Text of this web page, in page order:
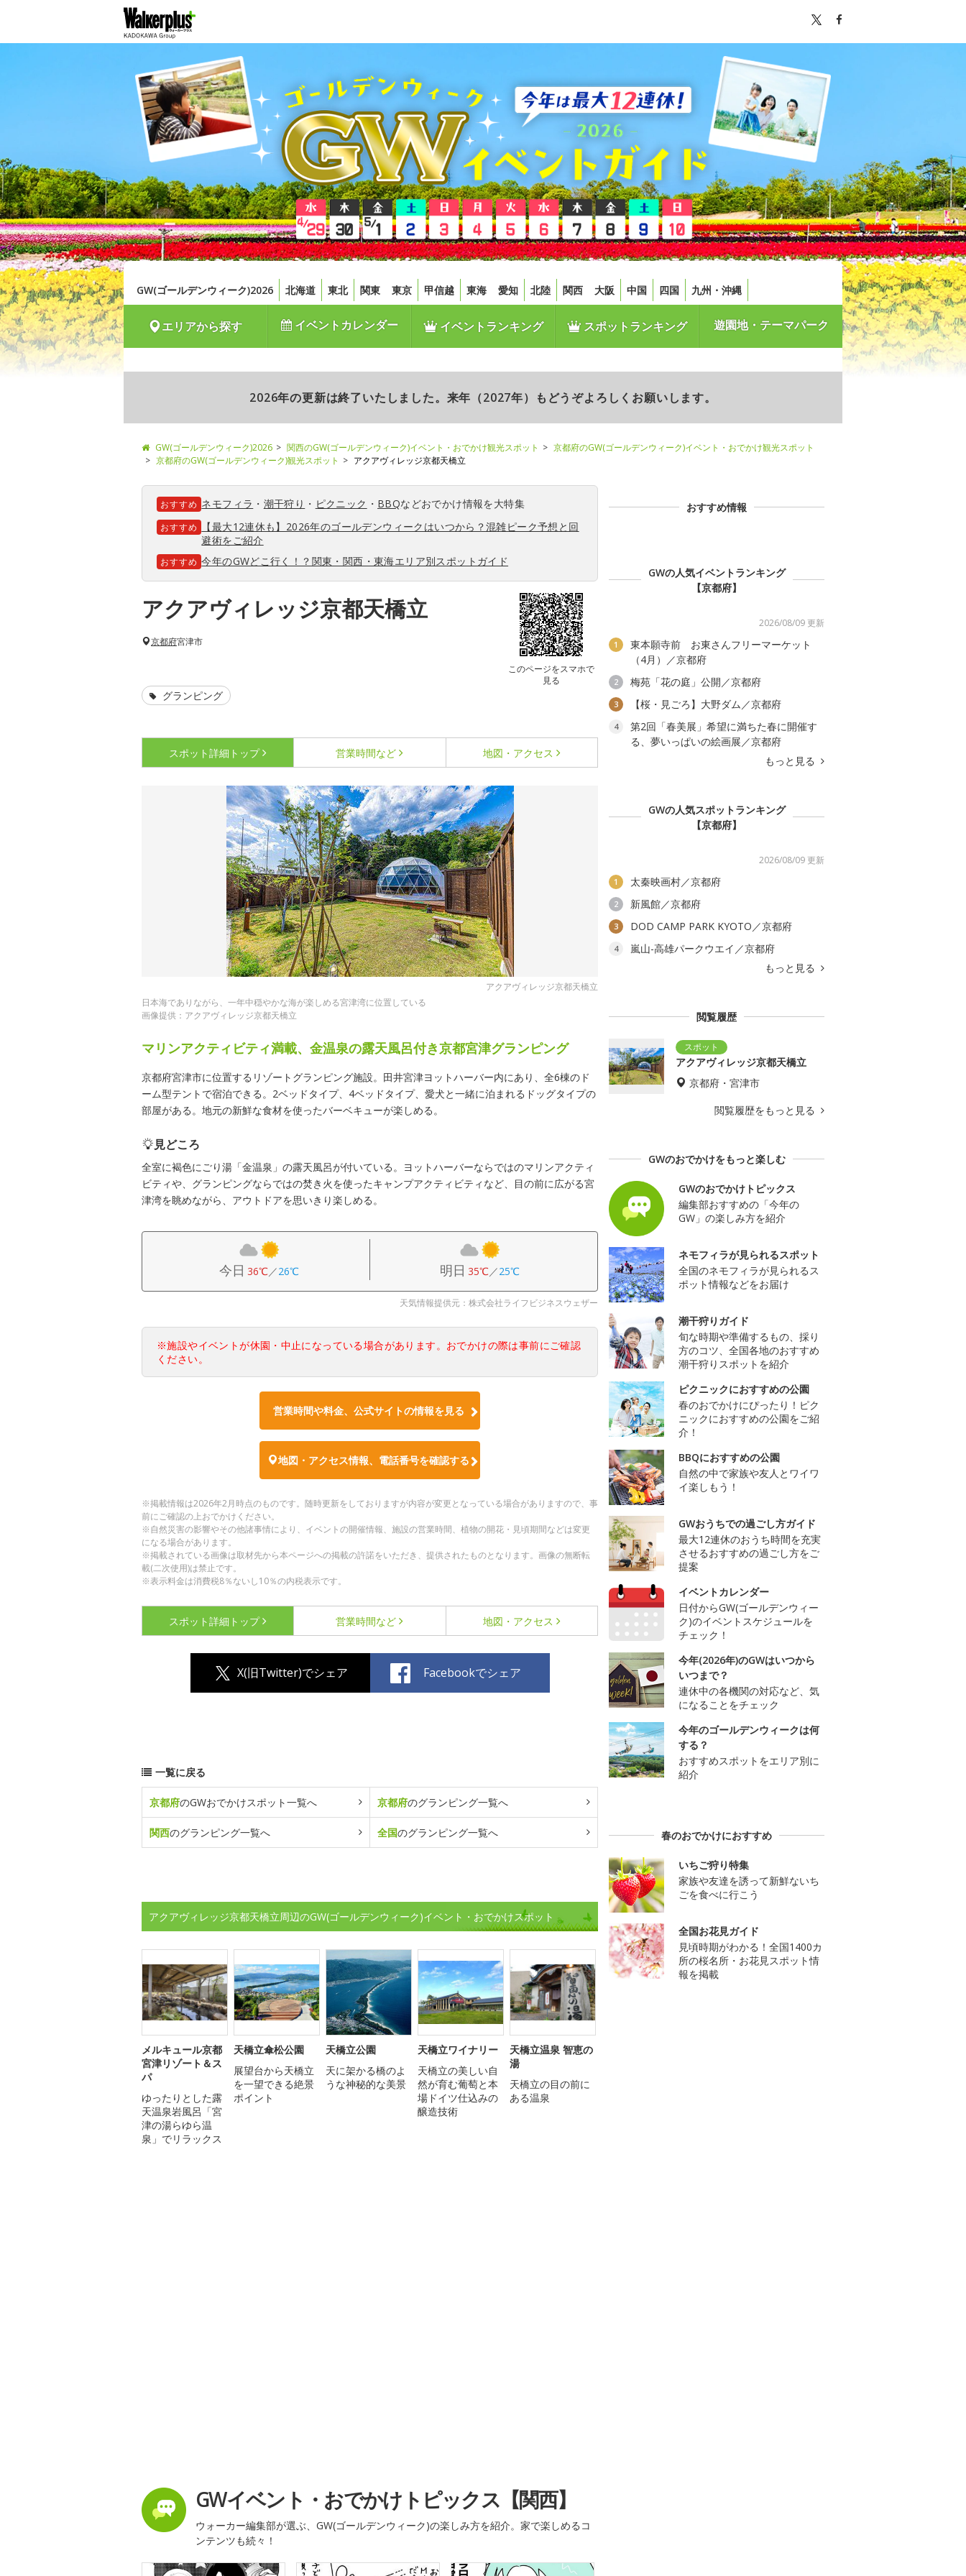
GW(ゴールデンウィーク)2026 北海道 東北 関東 東京 甲信越 東海 愛知 北陸 関西 大阪 中国 四国 九州・沖縄
エリアから探す イベントカレンダー イベントランキング スポットランキング 遊園地・テーマパーク
2026年の更新は終了いたしました。来年（2027年）もどうぞよろしくお願いします。
GW(ゴールデンウィーク)2026 関西のGW(ゴールデンウィーク)イベント・おでかけ観光スポット
京都府のGW(ゴールデンウィーク)イベント・おでかけ観光スポット
京都府のGW(ゴールデンウィーク)観光スポット
アクアヴィレッジ京都天橋立
おすすめ ネモフィラ ・ 潮干狩り ・ ピクニック ・ BBQなどおでかけ情報を大特集
おすすめ
【最大12連休も】2026年のゴールデンウィークはいつから？混雑ピーク予想と回
避術をご紹介
おすすめ 今年のGWどこ行く！？関東・関西・東海エリア別スポットガイド
アクアヴィレッジ京都天橋立
このページをスマホで
見る
京都府宮津市
グランピング
スポット詳細 トップ 営業時間など 地図・アクセス
アクアヴィレッジ京都天橋立
日本海でありながら、一年中穏やかな海が楽しめる宮津湾に位置している
画像提供：アクアヴィレッジ京都天橋立
マリンアクティビティ満載、金温泉の露天風呂付き京都宮津グランピング
京都府宮津市に位置するリゾートグランピング施設。田井宮津ヨットハーバー内にあり、全6棟のド
ーム型テントで宿泊できる。2ベッドタイプ、4ベッドタイプ、愛犬と一緒に泊まれるドッグタイプの
部屋がある。地元の新鮮な食材を使ったバーベキューが楽しめる。
見どころ
全室に褐色にごり湯「金温泉」の露天風呂が付いている。ヨットハーバーならではのマリンアクティ
ビティや、グランピングならではの焚き火を使ったキャンプアクティビティなど、目の前に広がる宮
津湾を眺めながら、アウトドアを思いきり楽しめる。
今日 36℃／26℃ 明日 35℃／25℃
天気情報提供元：株式会社ライフビジネスウェザー
※施設やイベントが休園・中止になっている場合があります。おでかけの際は事前にご確認
ください。
営業時間や料金、公式サイトの情報を見る
地図・アクセス情報、電話番号を確認する
※掲載情報は2026年2月時点のものです。随時更新をしておりますが内容が変更となっている場合がありますので、事
前にご確認の上おでかけください。
※自然災害の影響やその他諸事情により、イベントの開催情報、施設の営業時間、植物の開花・見頃期間などは変更
になる場合があります。
※掲載されている画像は取材先から本ページへの掲載の許諾をいただき、提供されたものとなります。画像の無断転
載(二次使用)は禁止です。
※表示料金は消費税8％ないし10％の内税表示です。
スポット詳細 トップ 営業時間など 地図・アクセス
X(旧Twitter)でシェア Facebookでシェア
一覧に戻る
京都府のGWおでかけスポット一覧へ 京都府のグランピング一覧へ
関西のグランピング一覧へ 全国のグランピング一覧へ
アクアヴィレッジ京都天橋立周辺のGW(ゴールデンウィーク)イベント・おでかけスポット
メルキュール京都
宮津リゾート＆ス
パ
ゆったりとした露
天温泉岩風呂「宮
津の湯らゆら温
泉」でリラックス
天橋立傘松公園
展望台から天橋立
を一望できる絶景
ポイント
天橋立公園
天に架かる橋のよ
うな神秘的な美景
天橋立ワイナリー
天橋立の美しい自
然が育む葡萄と本
場ドイツ仕込みの
醸造技術
天橋立温泉 智恵の
湯
天橋立の目の前に
ある温泉
GWイベント・おでかけトピックス【関西】
ウォーカー編集部が選ぶ、GW(ゴールデンウィーク)の楽しみ方を紹介。家で楽しめるコ
ンテンツも続々！
おすすめ情報
GWの人気イベントランキング
【京都府】
2026/08/09 更新
1
東本願寺前 お東さんフリーマーケット
（4月）／京都府
2 梅苑「花の庭」公開／京都府
3 【桜・見ごろ】大野ダム／京都府
4
第2回「春美展」希望に満ちた春に開催す
る、夢いっぱいの絵画展／京都府
もっと見る
GWの人気スポットランキング
【京都府】
2026/08/09 更新
1 太秦映画村／京都府
2 新風館／京都府
3 DOD CAMP PARK KYOTO／京都府
4
嵐山-高雄パークウエイ／京都府
もっと見る
閲覧履歴
アクアヴィレッジ京都天橋立
京都府・宮津市
閲覧履歴をもっと見る
GWのおでかけをもっと楽しむ
GWのおでかけトピックス
編集部おすすめの「今年の
GW」の楽しみ方を紹介
ネモフィラが見られるスポット
全国のネモフィラが見られるス
ポット情報などをお届け
潮干狩りガイド
旬な時期や準備するもの、採り
方のコツ、全国各地のおすすめ
潮干狩りスポットを紹介
ピクニックにおすすめの公園
春のおでかけにぴったり！ピク
ニックにおすすめの公園をご紹
介！
BBQにおすすめの公園
自然の中で家族や友人とワイワ
イ楽しもう！
GWおうちでの過ごし方ガイド
最大12連休のおうち時間を充実
させるおすすめの過ごし方をご
提案
イベントカレンダー
日付からGW(ゴールデンウィー
ク)のイベントスケジュールを
チェック！
今年(2026年)のGWはいつから
いつまで？
連休中の各機関の対応など、気
になることをチェック
今年のゴールデンウィークは何
する？
おすすめスポットをエリア別に
紹介
春のおでかけにおすすめ
いちご狩り特集
家族や友達を誘って新鮮ないち
ごを食べに行こう
全国お花見ガイド
見頃時期がわかる！全国1400カ
所の桜名所・お花見スポット情
報を掲載